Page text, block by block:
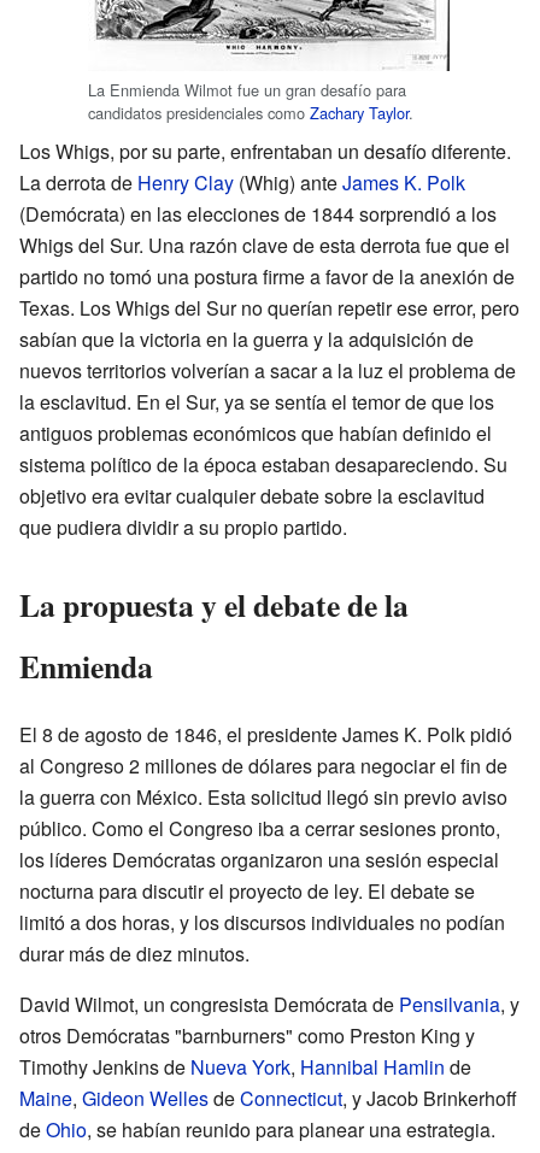
La Enmienda Wilmot fue un gran desafío para
candidatos presidenciales como Zachary Taylor.
Los Whigs, por su parte, enfrentaban un desafío diferente.
La derrota de Henry Clay (Whig) anteJames K. Polk
(Demócrata) en las elecciones de 1844 sorprendió a los
Whigs del Sur. Una razón clave de esta derrota fue que el
partido no tomó una postura firme a favor de la anexión de
Texas. Los Whigs del Sur no querían repetir ese error, pero
sabían que la victoria en la guerra y la adquisición de
nuevos territorios volverían a sacar a la luz el problema de
la esclavitud. En el Sur, ya se sentía el temor de que los
antiguos problemas económicos que habían definido el
sistema político de la época estaban desapareciendo. Su
objetivo era evitar cualquier debate sobre la esclavitud
que pudiera dividir a su propio partido.
La propuesta y el debate de la
Enmienda
El 8 de agosto de 1846, el presidente James K. Polk pidió
al Congreso 2 millones de dólares para negociar el fin de
la guerra con México. Esta solicitud llegó sin previo aviso
público. Como el Congreso iba a cerrar sesiones pronto,
los líderes Demócratas organizaron una sesión especial
nocturna para discutir el proyecto de ley. El debate se
limitó a dos horas, y los discursos individuales no podían
durar más de diez minutos.
David Wilmot, un congresista Demócrata de Pensilvania, y
otros Demócratas "barnburners" como Preston King y
Timothy Jenkins de Nueva York, Hannibal Hamlin de
Maine, Gideon WellesdeConnecticut, y Jacob Brinkerhoff
deOhio, se habían reunido para planear una estrategia.